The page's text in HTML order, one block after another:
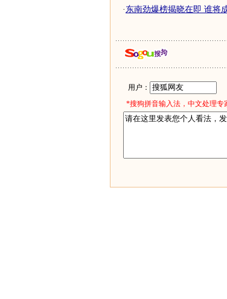
· 东南劲爆榜揭晓在即 谁将
用户：
*搜狗拼音输入法，中文处理专